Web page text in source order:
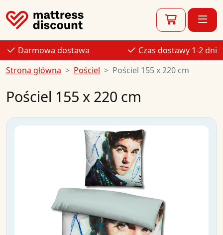
Darmowa dostawa
Czas dostawy 1-2 dni
Strona główna
Pościel Pościel 155 x 220 cm
Pościel 155 x 220 cm